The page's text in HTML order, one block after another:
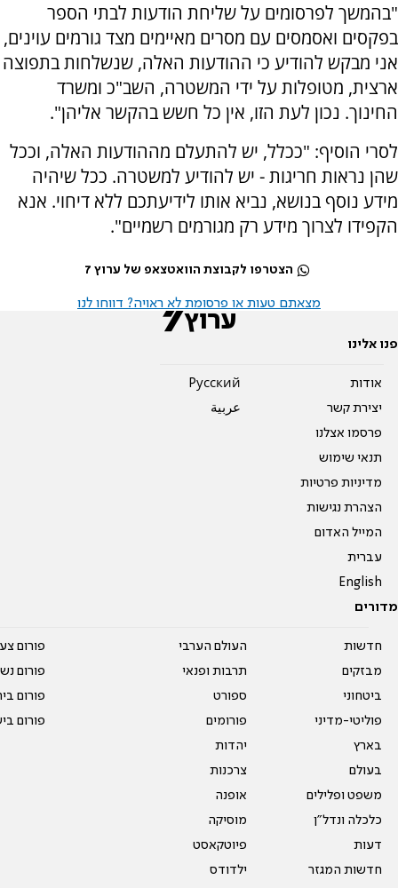
"בהמשך לפרסומים על שליחת הודעות לבתי הספר
בפקסים ואסמסים עם מסרים מאיימים מצד גורמים עוינים,
אני מבקש להודיע כי ההודעות האלה, שנשלחות בתפוצה
ארצית, מטופלות על ידי המשטרה, השב"כ ומשרד
החינוך. נכון לעת הזו, אין כל חשש בהקשר אליהן".
לסרי הוסיף: "ככלל, יש להתעלם מההודעות האלה, וככל
שהן נראות חריגות - יש להודיע למשטרה. ככל שיהיה
מידע נוסף בנושא, נביא אותו לידיעתכם ללא דיחוי. אנא
הקפידו לצרוך מידע רק מגורמים רשמיים".
הצטרפו לקבוצת הוואטצאפ של ערוץ 7
מצאתם טעות או פרסומת לא ראויה? דווחו לנו
פנו אלינו
אודות
יצירת קשר
פרסמו אצלנו
תנאי שימוש
מדיניות פרטיות
הצהרת נגישות
המייל האדום
עברית
English
Pусский
عربية
מדורים
חדשות
מבזקים
ביטחוני
פוליטי-מדיני
בארץ
בעולם
משפט ופלילים
כלכלה ונדל"ן
דעות
חדשות המגזר
העולם הערבי
תרבות ופנאי
ספורט
פורומים
יהדות
צרכנות
אופנה
מוסיקה
פיוטקאסט
ילדודס
פורום
פורום
פורום
פורום